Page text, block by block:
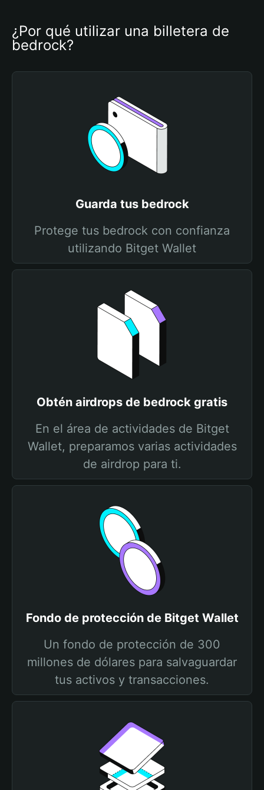
¿Por qué utilizar una billetera de
bedrock?
Guarda tus bedrock
Protege tus bedrock con confianza
utilizando Bitget Wallet
Obtén airdrops de bedrock gratis
En el área de actividades de Bitget
Wallet, preparamos varias actividades
de airdrop para ti.
Fondo de protección de Bitget Wallet
Un fondo de protección de 300
millones de dólares para salvaguardar
tus activos y transacciones.